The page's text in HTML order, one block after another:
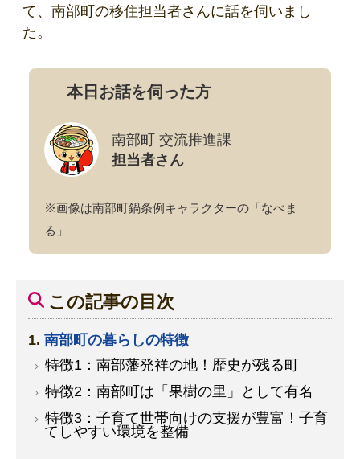
て、南部町の移住担当者さんに話を伺いまし
た。
本日お話を伺った方
南部町 交流推進課
担当者さん
※画像は南部町鍋条例キャラクターの「なべま
る」
この記事の目次
南部町の暮らしの特徴
特徴1：南部藩発祥の地！歴史が残る町
特徴2：南部町は「果樹の里」として有名
特徴3：子育て世帯向けの支援が豊富！子育
てしやすい環境を整備